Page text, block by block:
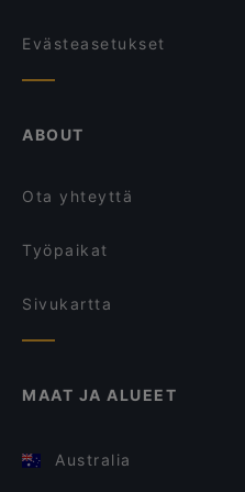
Evästeasetukset
ABOUT
Ota yhteyttä
Työpaikat
Sivukartta
MAAT JA ALUEET
Australia